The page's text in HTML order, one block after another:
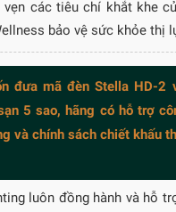
các tiêu chí khắt khe
bảo vệ sức khỏe thị
đưa mã đèn Stella HD-2
5 sao, hãng có hỗ trợ
và chính sách chiết khấu
luôn đồng hành và hỗ